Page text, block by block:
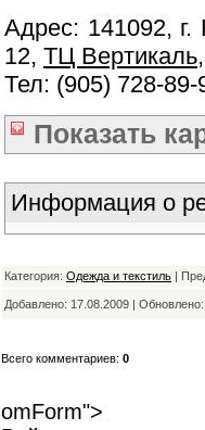
Адрес: 141092,
12, ТЦ Вертикаль
Тел: (905) 728-89-
Показать
Информация о
Категория: Одежда и текстиль |
Добавлено: 17.08.2009 |
Всего комментариев: 0
omForm">